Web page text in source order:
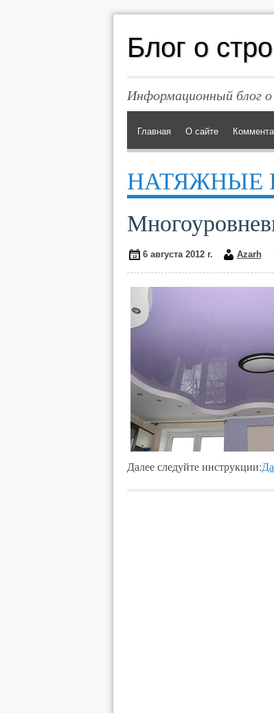
Блог о
Информационный блог
Главная О сайте
НАТЯЖНЫЕ
6 августа 2012 г. Azarh
Далее следуйте инструкции: